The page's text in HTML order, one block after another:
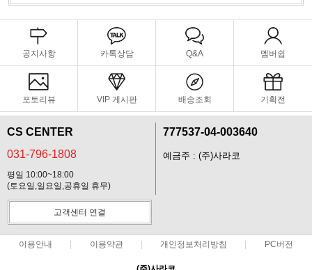
공지사항 카톡상담 Q&A 멤버쉽
포토리뷰 VIP 게시판 배송조회 기획전
CS CENTER
031-796-1808
평일 10:00~18:00
(토요일,일요일,공휴일 휴무)
777537-04-003640
예금주 : (주)사라코
고객센터 연결
이용안내 이용약관 개인정보처리방침 PC버전